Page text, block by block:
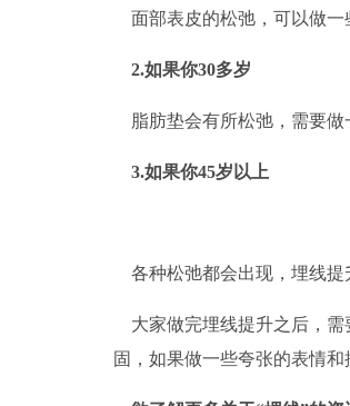
面部表皮的松弛，可以做一
2.如果你30多岁
脂肪垫会有所松弛，需要做
3.如果你45岁以上
各种松弛都会出现，埋线提
大家做完埋线提升之后，
固，如果做一些夸张的表情和